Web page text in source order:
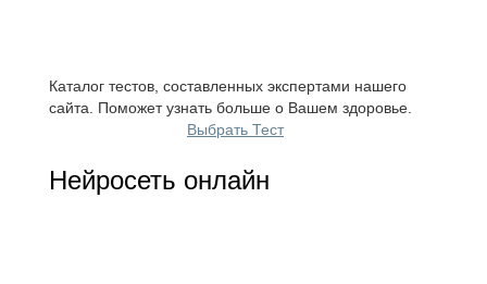
Каталог тестов, составленных экспертами нашего
сайта. Поможет узнать больше о Вашем здоровье.
Выбрать Тест
Нейросеть онлайн